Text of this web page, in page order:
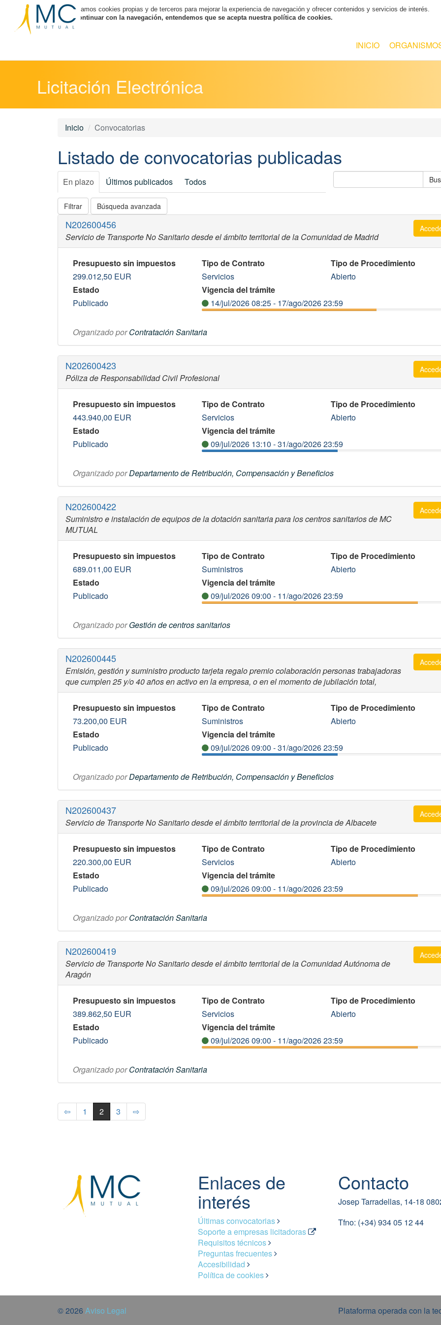
Utilizamos cookies propias y de terceros para mejorar la experiencia de navegación y ofrecer contenidos y servicios de interés.
Al continuar con la navegación, entendemos que se acepta nuestra política de cookies.
INICIO
Licitación Electrónica
Inicio Convocatorias
Listado de convocatorias publicadas
En plazo Últimos publicados Todos
Filtrar Búsqueda avanzada
N202600456
Servicio de Transporte No Sanitario desde el ámbito territorial de la Comunidad de Madrid
Presupuesto sin impuestos
299.012,50 EUR
Tipo de Contrato
Servicios
Tipo de Procedimiento
Abierto
Estado
Publicado
Vigencia del trámite
14/jul/2026 08:25 - 17/ago/2026 23:59
Organizado por Contratación Sanitaria
N202600423
Póliza de Responsabilidad Civil Profesional
Presupuesto sin impuestos
443.940,00 EUR
Tipo de Contrato
Servicios
Tipo de Procedimiento
Abierto
Estado
Publicado
Vigencia del trámite
09/jul/2026 13:10 - 31/ago/2026 23:59
Organizado porDepartamento de Retribución, Compensación y Beneficios
N202600422
Suministro e instalación de equipos de la dotación sanitaria para los centros sanitarios de MC
MUTUAL
Presupuesto sin impuestos
689.011,00 EUR
Tipo de Contrato
Suministros
Tipo de Procedimiento
Abierto
Estado
Publicado
Vigencia del trámite
09/jul/2026 09:00 - 11/ago/2026 23:59
Organizado por Gestión de centros sanitarios
N202600445
Emisión, gestión y suministro producto tarjeta regalo premio colaboración personas trabajadoras
que cumplen 25 y/o 40 años en activo en la empresa, o en el momento de jubilación total,
Presupuesto sin impuestos
73.200,00 EUR
Tipo de Contrato
Suministros
Tipo de Procedimiento
Abierto
Estado
Publicado
Vigencia del trámite
09/jul/2026 09:00 - 31/ago/2026 23:59
Organizado porDepartamento de Retribución, Compensación y Beneficios
N202600437
Servicio de Transporte No Sanitario desde el ámbito territorial de la provincia de Albacete
Presupuesto sin impuestos
220.300,00 EUR
Tipo de Contrato
Servicios
Tipo de Procedimiento
Abierto
Estado
Publicado
Vigencia del trámite
09/jul/2026 09:00 - 11/ago/2026 23:59
Organizado por Contratación Sanitaria
N202600419
Servicio de Transporte No Sanitario desde el ámbito territorial de la Comunidad Autónoma de
Aragón
Presupuesto sin impuestos
389.862,50 EUR
Tipo de Contrato
Servicios
Tipo de Procedimiento
Abierto
Estado
Publicado
Vigencia del trámite
09/jul/2026 09:00 - 11/ago/2026 23:59
Organizado por Contratación Sanitaria
⇦ 1 2 3 ⇨
Enlaces de
interés
Últimas convocatorias
Soporte a empresas licitadoras
Requisitos técnicos
Preguntas frecuentes
Accesibilidad
Política de cookies
Contacto
Josep Tarradellas, 14-18
Tfno: (+34) 934 05 12 44
© 2026 Aviso Legal Plataforma operada con la